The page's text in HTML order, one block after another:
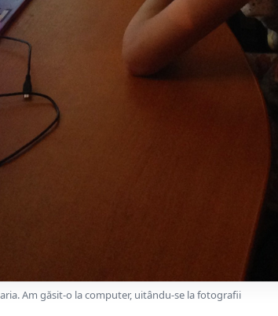
Am găsit-o la computer, uitându-se la fotografii